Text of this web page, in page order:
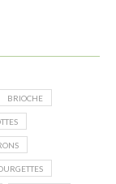
BRIOCHE